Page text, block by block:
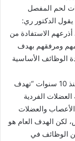
لحم المفصل
يقول الدكتور ري:
الاستفادة من
ومرفقهم بهدف
الوظائف الأساسية
ويقول الدكتور ري، الذي يجري هذه الجراحة منذ 10 سنوات “تهدف
الفردية
والعضلات
لكن الهدف العام هو
الوظائف في